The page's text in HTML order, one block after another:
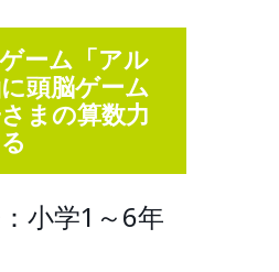
ーム「アル
頭脳ゲーム
まの算数力
小学1～6年